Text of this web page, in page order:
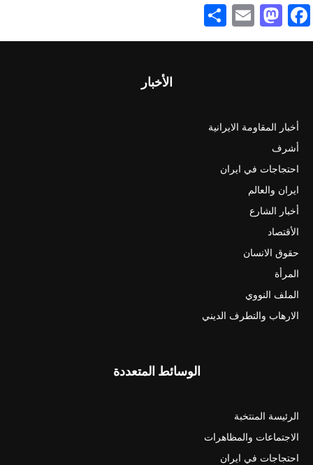
Facebook
Mastodon
Email
الأخبار
أخبار المقاومة الايرانية
أشرف
احتجاجات في ايران
ايران والعالم
أخبار الشارع
الأقتصاد
حقوق الانسان
المرأة
الملف النووي
الارهاب والتطرف الديني
الوسائط المتعددة
الرئيسة المنتخبة
الاجتماعات والمظاهرات
احتجاجات في ايران